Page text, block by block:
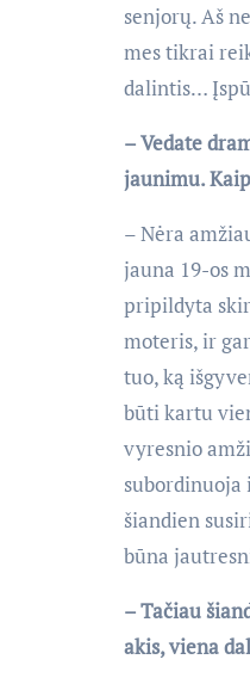
senjorų. Aš
mes tikrai
dalintis…
– Vedate
jaunimu.
– Nėra
jauna 19-os
pripildyta
moteris, ir
tuo, ką
būti kartu
vyresnio
šiandien
būna
– Tačiau
akis, viena